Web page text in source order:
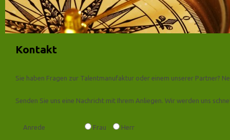
Kontakt
Sie haben Fragen zur Talentmanufaktur oder einem unserer Partner?
Senden Sie uns eine Nachricht mit Ihrem Anliegen. Wir werden uns
Anrede Frau Herr